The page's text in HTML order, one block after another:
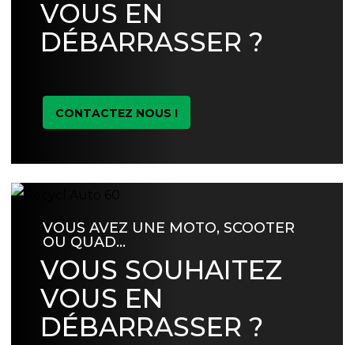
VOUS EN
DÉBARRASSER ?
CONTACTEZ NOUS !
VOUS AVEZ UNE MOTO, SCOOTER
OU QUAD…
VOUS SOUHAITEZ
VOUS EN
DÉBARRASSER ?